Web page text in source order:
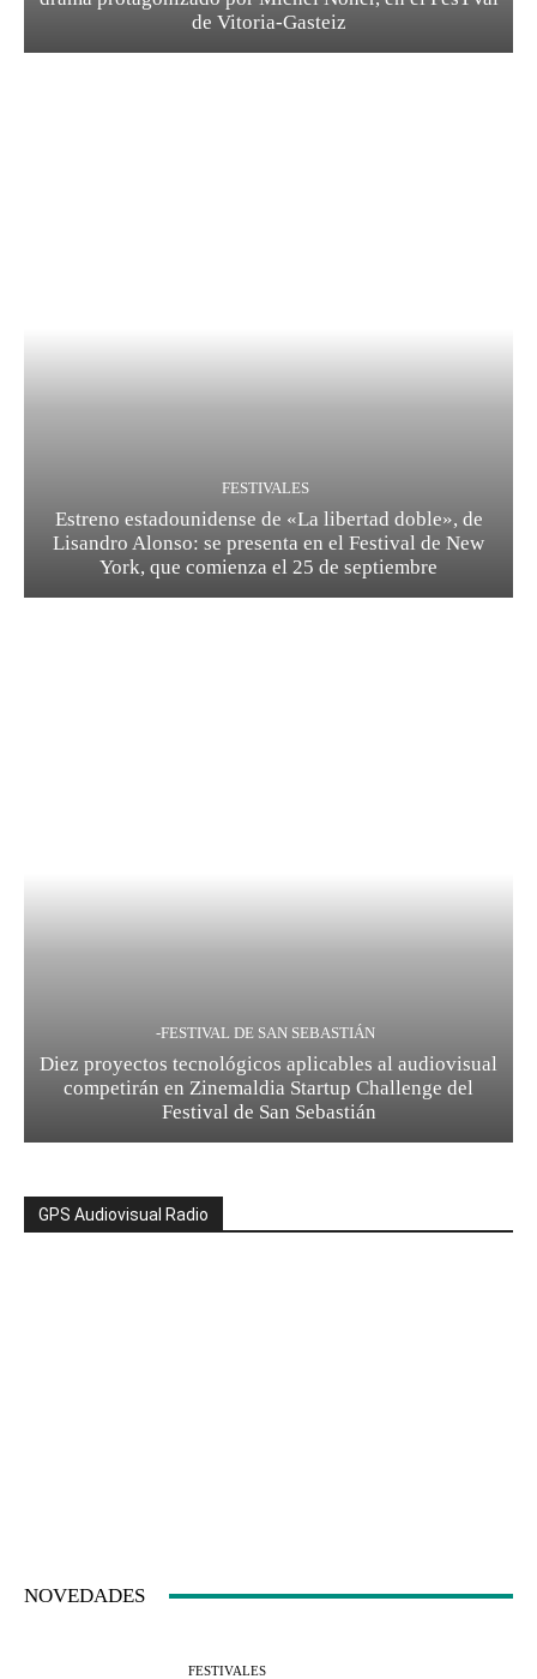
de Vitoria-Gasteiz
FESTIVALES
Estreno estadounidense de «La libertad doble», de
Lisandro Alonso: se presenta en el Festival de New
York, que comienza el 25 de septiembre
-FESTIVAL DE SAN SEBASTIÁN
Diez proyectos tecnológicos aplicables al audiovisual
competirán en Zinemaldia Startup Challenge del
Festival de San Sebastián
GPS Audiovisual Radio
NOVEDADES
FESTIVALES